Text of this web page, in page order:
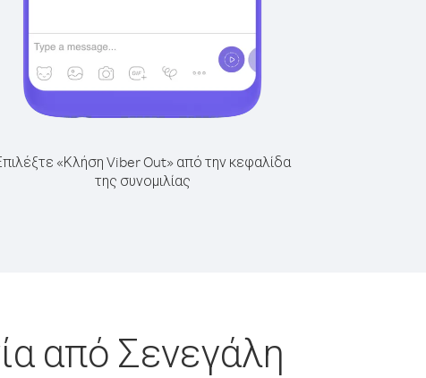
«Κλήση Viber Out» από την κεφαλίδα
της συνομιλίας
από Σενεγάλη